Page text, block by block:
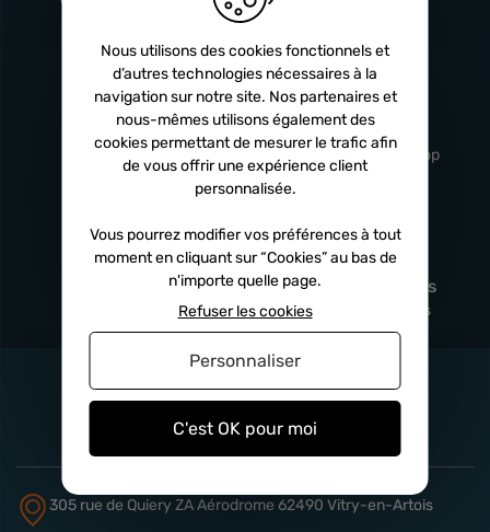
Livraison
rapide
Sous 24h à 48h
Service client
professionnel
De 8h à 17h Non-stop
Satisfait
remboursé
Paiement en
x3 fois
Sécurisé, sans frais
305 rue de Quiery ZA Aérodrome 62490 Vitry-en-Artois
Nous utilisons des cookies fonctionnels et
d’autres technologies nécessaires à la
navigation sur notre site. Nos partenaires et
nous-mêmes utilisons également des
cookies permettant de mesurer le trafic afin
de vous offrir une expérience client
personnalisée.
Vous pourrez modifier vos préférences à tout
moment en cliquant sur “Cookies” au bas de
n'importe quelle page.
C'est OK pour moi
Refuser les cookies
Personnaliser